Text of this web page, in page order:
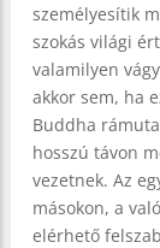
személyesítik
szokás világi
valamilyen
akkor sem, ha
Buddha
hosszú távon
vezetnek. Az
másokon, a
elérhető